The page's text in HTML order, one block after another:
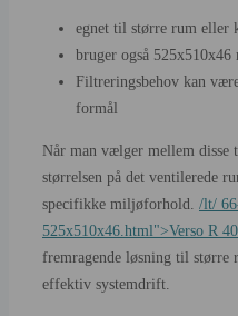
egnet til større rum eller
bruger også
Filtreringsbehov kan
formål
Når man vælger mellem disse
størrelsen på det ventilerede
specifikke miljøforhold. /lt/
525x510x46.html">Verso R
fremragende løsning til
effektiv systemdrift.